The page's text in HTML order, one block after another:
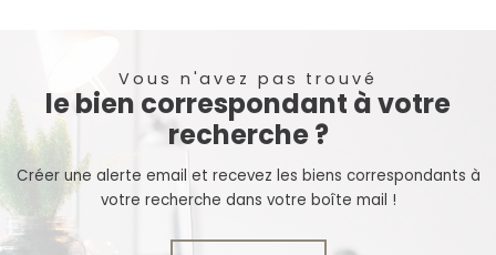
Vous n'avez pas trouvé
le bien correspondant à votre
recherche ?
Créer une alerte email et recevez les biens correspondants à
votre recherche dans votre boîte mail !